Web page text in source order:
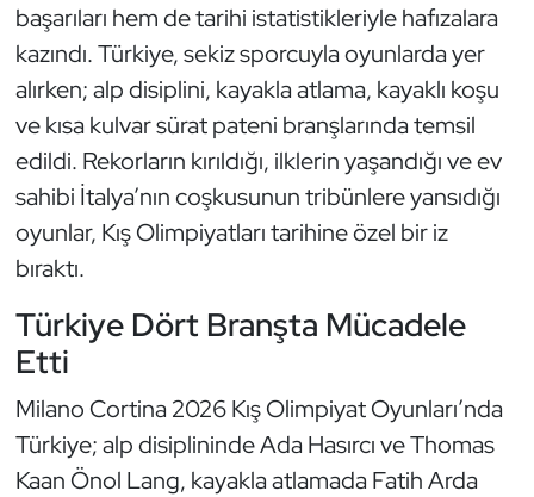
başarıları hem de tarihi istatistikleriyle hafızalara
kazındı. Türkiye, sekiz sporcuyla oyunlarda yer
alırken; alp disiplini, kayakla atlama, kayaklı koşu
ve kısa kulvar sürat pateni branşlarında temsil
edildi. Rekorların kırıldığı, ilklerin yaşandığı ve ev
sahibi İtalya’nın coşkusunun tribünlere yansıdığı
oyunlar, Kış Olimpiyatları tarihine özel bir iz
bıraktı.
Türkiye Dört Branşta Mücadele
Etti
Milano Cortina 2026 Kış Olimpiyat Oyunları’nda
Türkiye; alp disiplininde Ada Hasırcı ve Thomas
Kaan Önol Lang, kayakla atlamada Fatih Arda
Futsal
Genel
Golf
Güreş
Halter
Hava Sporları
Hentbol
İşitme Engelli Sporcular